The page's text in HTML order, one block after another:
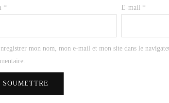
* E-mail *
mon nom, mon e-mail et mon site dans le